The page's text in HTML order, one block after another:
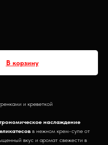
В корзину
и креветкой
наслаждение
в нежном крем-супе от
вкус и аромат свежести в